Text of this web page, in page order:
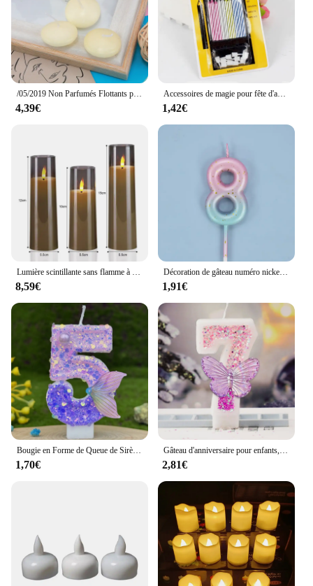
/05/2019 Non Parfumés Flottants pour ixà la Piscine, Mariage, Maison, Fournitures de Décoration de Baignoire, Confession Romantique, 16 Pièces
4,39€
Accessoires de magie pour fête d'anniversaire, fournitures de décoration de gâteau, tour amusant, cadeau de blague, 10 pièces par boîte
1,42€
Lumière scintillante sans flamme à LED avec télécommande, éclairage de décoration pour festival, mariage, fête à la maison, ci-après, ensemble de 3 pièces
8,59€
Décoration de gâteau numéro nickel é pour mariage, décor de fête d'anniversaire, rose, violet, paillettes, ci-après les
1,91€
1,70€ 2,81€